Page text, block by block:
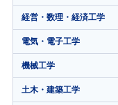
経営・数理・経済工学
電気・電子工学
機械工学
土木・建築工学